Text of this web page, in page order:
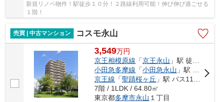
新規リノベ物件！駅徒歩１０分！２路線利用可能！伸び伸び過ごせる
１階！
売買 | 中古マンション コスモ永山
3,549万円
京王相模原線 「京王永山 」駅 徒歩9分
小田急多摩線 「小田急永山 」駅 徒歩9分
京王線 「聖蹟桜ヶ丘 」駅 バス11分 「消防署前（多摩市）」 停歩9分
7階 / 1LDK / 64.80㎡
東京都多摩市永山 １丁目